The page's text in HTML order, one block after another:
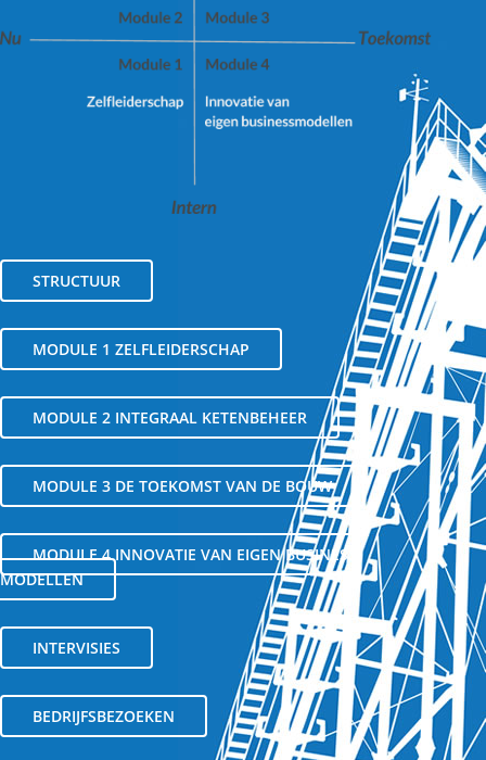
STRUCTUUR
MODULE 1 ZELFLEIDERSCHAP
MODULE 2 INTEGRAAL KETENBEHEER
MODULE 3 DE TOEKOMST VAN DE BOUW
MODULE 4 INNOVATIE VAN EIGEN BUSINESS
MODELLEN
INTERVISIES
BEDRIJFSBEZOEKEN